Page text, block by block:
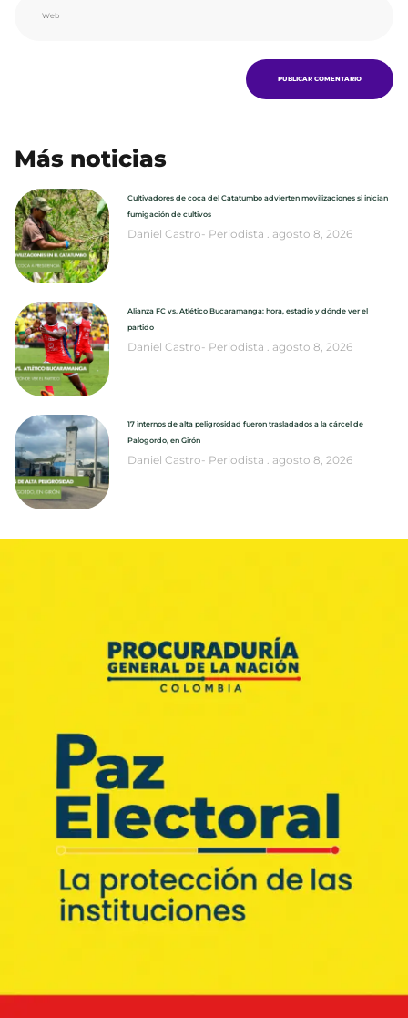
Más noticias
Cultivadores de coca del Catatumbo advierten movilizaciones si inician
fumigación de cultivos
Daniel Castro- Periodista agosto 8, 2026
Alianza FC vs. Atlético Bucaramanga: hora, estadio y dónde ver el
partido
Daniel Castro- Periodista agosto 8, 2026
17 internos de alta peligrosidad fueron trasladados a la cárcel de
Palogordo, en Girón
Daniel Castro- Periodista agosto 8, 2026